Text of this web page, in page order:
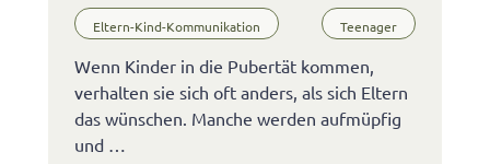
Eltern-Kind-Kommunikation Teenager
Wenn Kinder in die Pubertät kommen,
verhalten sie sich oft anders, als sich Eltern
das wünschen. Manche werden aufmüpfig
und …